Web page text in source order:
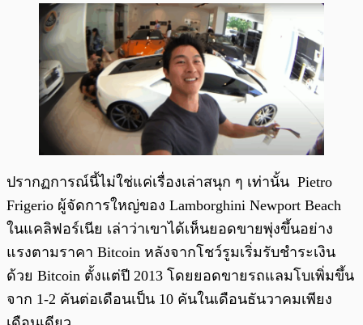
ปรากฏการณ์นี้ไม่ใช่แค่เรื่องเล่าสนุก ๆ เท่านั้น Pietro
Frigerio ผู้จัดการใหญ่ของ Lamborghini Newport Beach
ในแคลิฟอร์เนีย เล่าว่าเขาได้เห็นยอดขายพุ่งขึ้นอย่าง
แรงตามราคา Bitcoin หลังจากโชว์รูมเริ่มรับชำระเงิน
ด้วย Bitcoin ตั้งแต่ปี 2013 โดยยอดขายรถแลมโบเพิ่มขึ้น
จาก 1-2 คันต่อเดือนเป็น 10 คันในเดือนธันวาคมเพียง